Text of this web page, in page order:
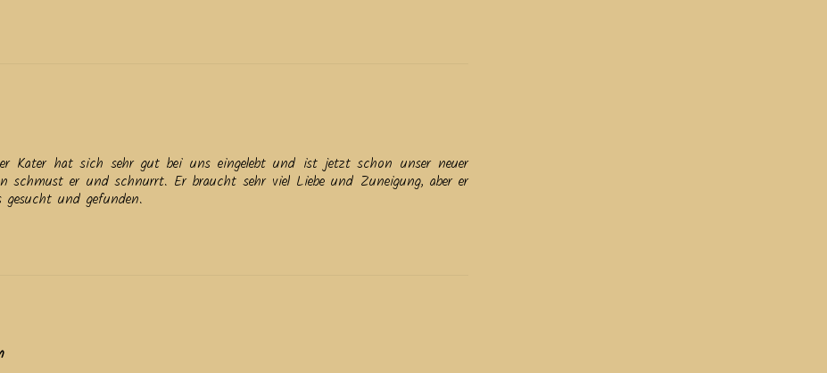
Kater hat sich sehr gut bei uns eingelebt und ist jetzt schon unser neuer
schmust er und schnurrt. Er braucht sehr viel Liebe und Zuneigung, aber er
und gefunden.